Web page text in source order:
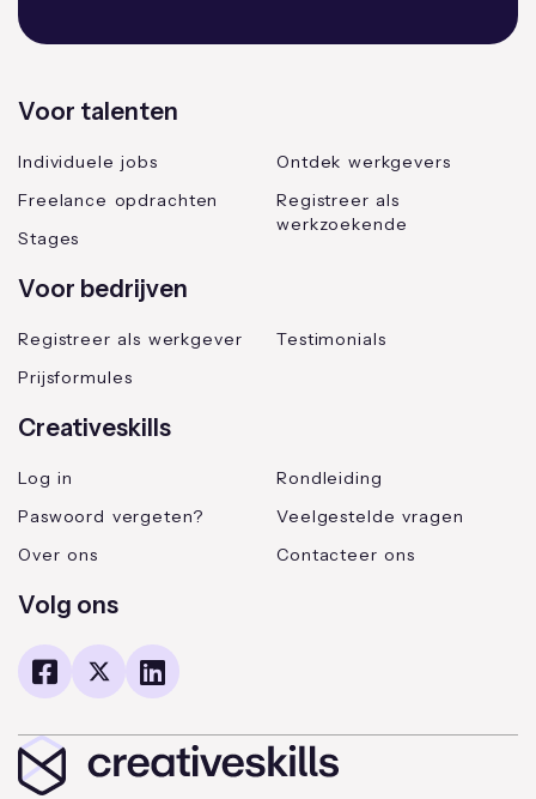
Voor talenten
Individuele jobs
Freelance opdrachten
Stages
Ontdek werkgevers
Registreer als
werkzoekende
Voor bedrijven
Registreer als werkgever
Prijsformules
Testimonials
Creativeskills
Log in
Paswoord vergeten?
Over ons
Rondleiding
Veelgestelde vragen
Contacteer ons
Volg ons